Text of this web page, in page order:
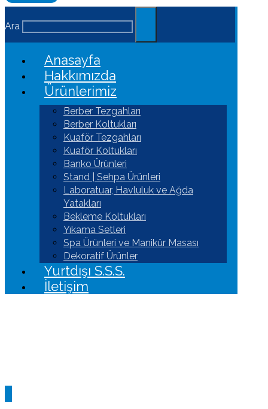
Ara
Anasayfa
Hakkımızda
Ürünlerimiz
Berber Tezgahları
Berber Koltukları
Kuaför Tezgahları
Kuaför Koltukları
Banko Ürünleri
Stand | Sehpa Ürünleri
Laboratuar, Havluluk ve Ağda
Yatakları
Bekleme Koltukları
Yıkama Setleri
Spa Ürünleri ve Manikür Masası
Dekoratif Ürünler
Yurtdışı S.S.S.
İletişim